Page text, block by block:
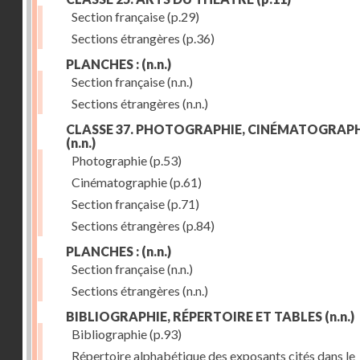
Section française(p.29)
Sections étrangères (p.36)
PLANCHES : (n.n.)
Section française(n.n.)
Sections étrangères (n.n.)
CLASSE 37. PHOTOGRAPHIE,
(n.n.)
Photographie(p.53)
Cinématographie(p.61)
Section française(p.71)
Sections étrangères (p.84)
PLANCHES : (n.n.)
Section française(n.n.)
Sections étrangères (n.n.)
BIBLIOGRAPHIE, RÉPERTOIRE ET TABLES (n.n.)
Bibliographie(p.93)
Répertoire alphabétique des exposants cités dans le